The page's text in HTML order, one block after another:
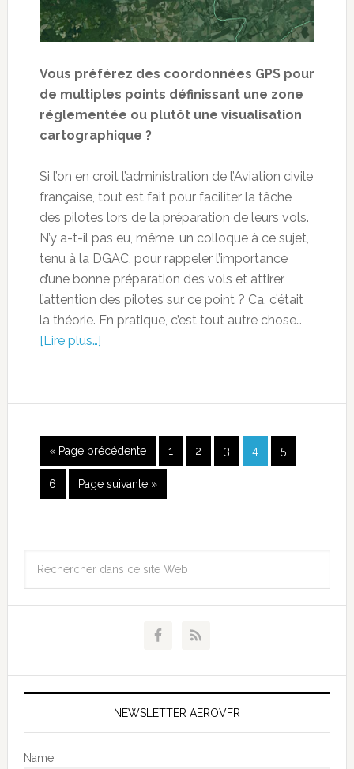
Vous préférez des coordonnées GPS pour
de multiples points définissant une zone
réglementée ou plutôt une visualisation
cartographique ?
Si l’on en croit l’administration de l’Aviation civile
française, tout est fait pour faciliter la tâche
des pilotes lors de la préparation de leurs vols.
N’y a-t-il pas eu, même, un colloque à ce sujet,
tenu à la DGAC, pour rappeler l’importance
d’une bonne préparation des vols et attirer
l’attention des pilotes sur ce point ? Ca, c’était
la théorie. En pratique, c’est tout autre chose…
[Lire plus…]
« Page précédente 1 2 3 4 5
6 Page suivante »
NEWSLETTER AEROVFR
Name